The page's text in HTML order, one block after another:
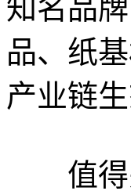
知名品
品、纸
产业链生
值得关